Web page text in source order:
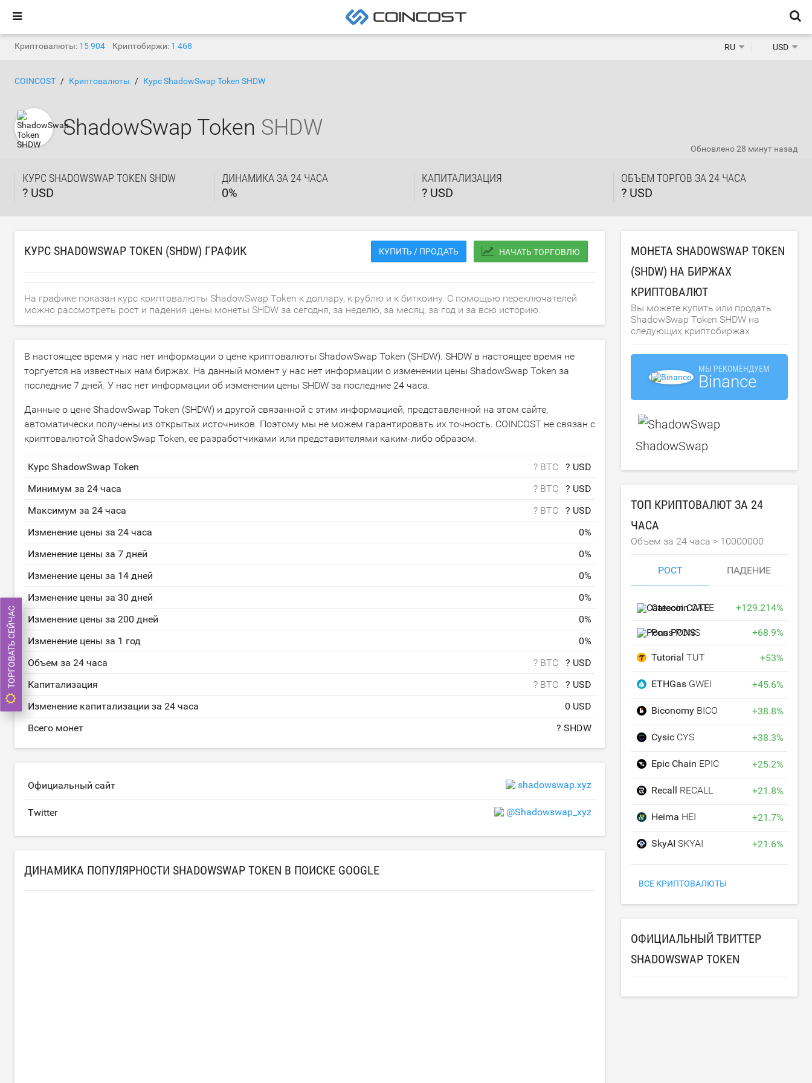
Криптовалюты: 15 904 Криптобиржи: 1 468 RU USD
COINCOST Криптовалюты Курс ShadowSwap Token SHDW
ShadowSwap Token SHDW
КУРС SHADOWSWAP TOKEN SHDW
? USD
ДИНАМИКА ЗА 24 ЧАСА
0%
КАПИТАЛИЗАЦИЯ
? USD
ОБЪЕМ ТОРГОВ ЗА 24 ЧАСА
? USD
Обновлено28 минут назад
КУРС SHADOWSWAP TOKEN (SHDW) ГРАФИК КУПИТЬ / ПРОДАТЬ НАЧАТЬ ТОРГОВЛЮ
На графике показан курс криптовалюты ShadowSwap Token к доллару, к рублю и к биткоину. С помощью переключателей
можно рассмотреть рост и падения цены монеты SHDW за сегодня, за неделю, за месяц, за год и за всю историю.
В настоящее время у нас нет информации о цене криптовалюты ShadowSwap Token (SHDW). SHDW в настоящее время не
торгуется на известных нам биржах. На данный момент у нас нет информации о изменении цены ShadowSwap Token за
последние 7 дней. У нас нет информации об изменении цены SHDW за последние 24 часа.
Данные о цене ShadowSwap Token (SHDW) и другой связанной с этим информацией, представленной на этом сайте,
автоматически получены из открытых источников. Поэтому мы не можем гарантировать их точность. COINCOST не связан с
криптовалютой ShadowSwap Token, ее разработчиками или представителями каким-либо образом.
Курс ShadowSwap Token ? BTC
? USD
Минимум за 24 часа
? BTC
? USD
Максимум за 24 часа
? BTC
? USD
Изменение цены за 24 часа
0%
Изменение цены за 7 дней
0%
Изменение цены за 14 дней
0%
Изменение цены за 30 дней
0%
Изменение цены за 200 дней
0%
Изменение цены за 1 год
0%
Объем за 24 часа
? BTC
? USD
Капитализация
? BTC
? USD
Изменение капитализации за 24 часа
0 USD
Всего монет
? SHDW
Официальный сайт shadowswap.xyz
Twitter @Shadowswap_xyz
ДИНАМИКА ПОПУЛЯРНОСТИ SHADOWSWAP TOKEN В ПОИСКЕ GOOGLE
МОНЕТА SHADOWSWAP TOKEN
(SHDW) НА БИРЖАХ
КРИПТОВАЛЮТ
Вы можете купить или продать
ShadowSwap Token SHDW на
следующих криптобиржах
МЫ РЕКОМЕНДУЕМ
Binance
ShadowSwap
ТОП КРИПТОВАЛЮТ ЗА 24
ЧАСА
Объем за 24 часа > 10000000
РОСТ ПАДЕНИЕ
CatecoinCATE +129.214%
PonsPONS +68.9%
TutorialTUT +53%
ETHGas GWEI +45.6%
Biconomy BICO +38.8%
Cysic CYS +38.3%
Epic Chain EPIC +25.2%
Recall RECALL +21.8%
Heima HEI +21.7%
SkyAISKYAI +21.6%
ВСЕ КРИПТОВАЛЮТЫ
ОФИЦИАЛЬНЫЙ ТВИТТЕР
SHADOWSWAP TOKEN
ТОРГОВАТЬ СЕЙЧАС